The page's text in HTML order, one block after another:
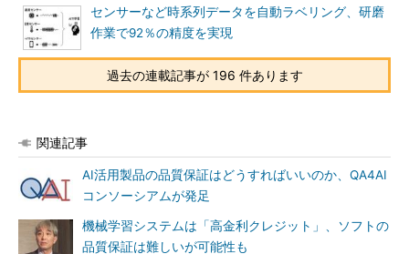
センサーなど時系列データを自動ラベリング、研磨
作業で92％の精度を実現
過去の連載記事が 196 件あります
関連記事
AI活用製品の品質保証はどうすればいいのか、QA4AI
コンソーシアムが発足
機械学習システムは「高金利クレジット」、ソフトの
品質保証は難しいが可能性も